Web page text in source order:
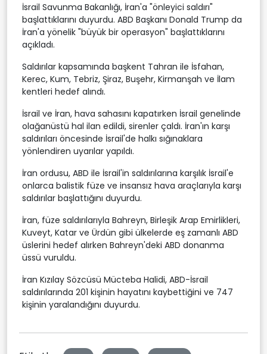
İsrail Savunma Bakanlığı, İran'a "önleyici saldırı"
başlattıklarını duyurdu. ABD Başkanı Donald Trump da
İran'a yönelik "büyük bir operasyon" başlattıklarını
açıkladı.
Saldırılar kapsamında başkent Tahran ile İsfahan,
Kerec, Kum, Tebriz, Şiraz, Buşehr, Kirmanşah ve İlam
kentleri hedef alındı.
İsrail ve İran, hava sahasını kapatırken İsrail genelinde
olağanüstü hal ilan edildi, sirenler çaldı. İran'ın karşı
saldırıları öncesinde İsrail'de halkı sığınaklara
yönlendiren uyarılar yapıldı.
İran ordusu, ABD ile İsrail'in saldırılarına karşılık İsrail'e
onlarca balistik füze ve insansız hava araçlarıyla karşı
saldırılar başlattığını duyurdu.
İran, füze saldırılarıyla Bahreyn, Birleşik Arap Emirlikleri,
Kuveyt, Katar ve Ürdün gibi ülkelerde eş zamanlı ABD
üslerini hedef alırken Bahreyn'deki ABD donanma
üssü vuruldu.
İran Kızılay Sözcüsü Mücteba Halidi, ABD-İsrail
saldırılarında 201 kişinin hayatını kaybettiğini ve 747
kişinin yaralandığını duyurdu.